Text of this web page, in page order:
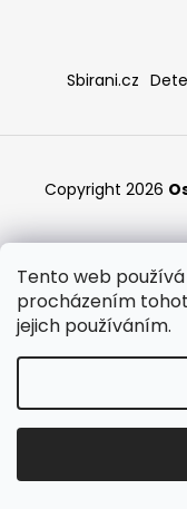
Tento web
procházením
jejich používáním.
t
Sbirani.cz
Copyright 2026